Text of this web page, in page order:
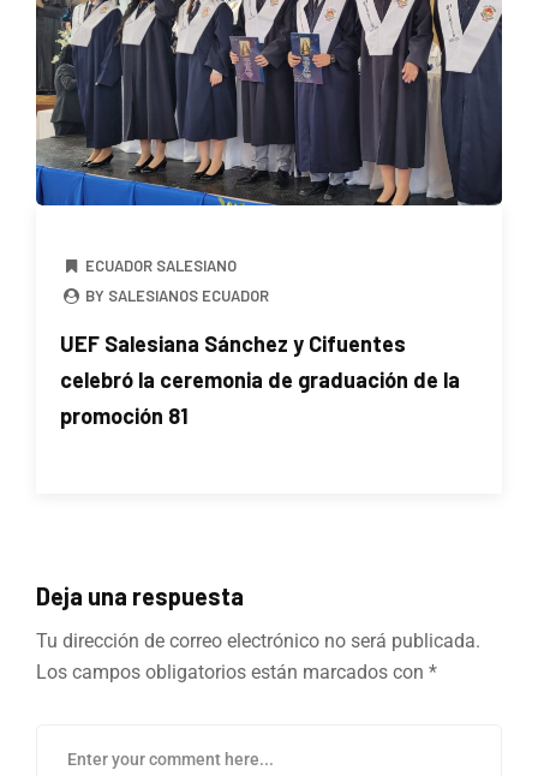
ECUADOR SALESIANO
BY SALESIANOS ECUADOR
UEF Salesiana Sánchez y Cifuentes
celebró la ceremonia de graduación de la
promoción 81
Deja una respuesta
Tu dirección de correo electrónico no será publicada.
Los campos obligatorios están marcados con *